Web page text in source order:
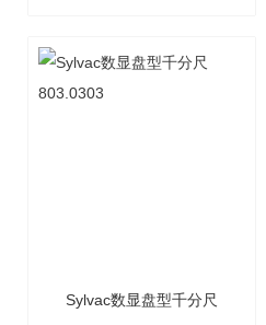
Sylvac数显盘型千分尺